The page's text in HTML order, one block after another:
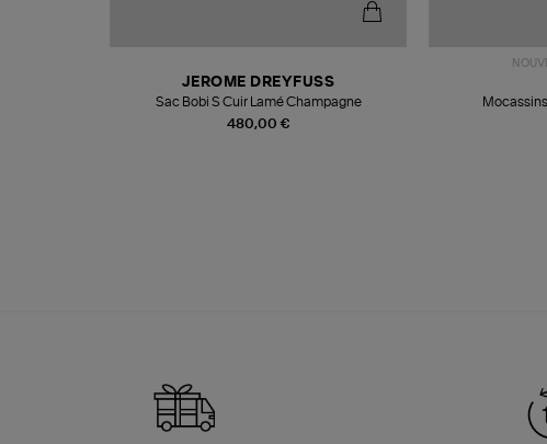
480,00 €
JEROME DREYFUSS
Sac Bobi S Cuir Lamé Champagne